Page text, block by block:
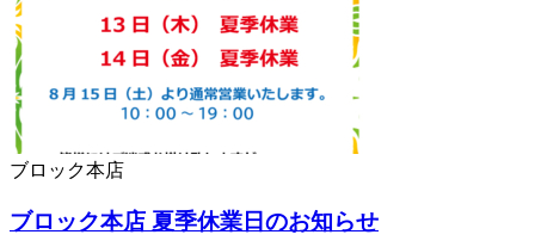
ブロック本店
ブロック本店 夏季休業日のお知らせ